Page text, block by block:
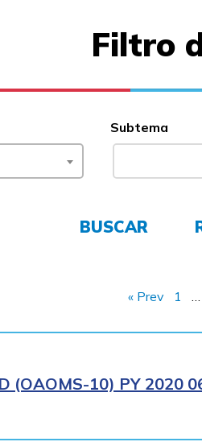
Filtro
Subtema
BUSCAR
« Prev 1 …
(OAOMS-10) PY 2020